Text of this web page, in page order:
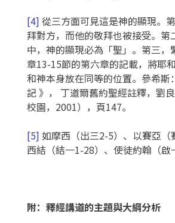
[4] 從三方面可見這是神的顯現。
拜對方，而他的敬拜也被接受。第
中，神的顯現必為「聖」。第三，
章13-15節的第六章的記載，將耶
和神本身放在同等的位置。參希斯
記 》， 丁道爾舊約聖經註釋，劉良
校園，2001），頁147。
[5] 如摩西（出三2-5）、以賽亞（
西結（結一1-28）、使徒約翰（啟
附：釋經講道的主題與大綱分析